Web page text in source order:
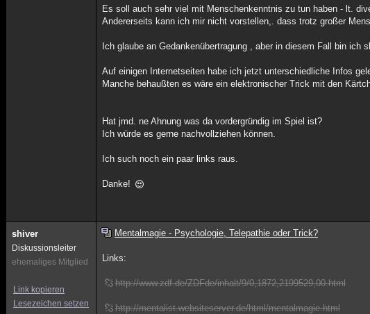
Es soll auch sehr viel mit Menschenkenntnis zu tun haben - lt.
Andererseits kann ich mir nicht vorstellen,. dass trotz großer
Ich glaube an Gedankenübertragung , aber in diesem Fall bin ich
Auf einigen Internetseiten habe ich jetzt unterschiedliche Infos
Manche behaußten es wäre ein elektronischer Trick mit den
Hat jmd. ne Ahnung was da vordergründig im Spiel ist?
Ich würde es gerne nachvollziehen können.
Ich such noch ein paar links raus.
Danke!
shiver
Diskussionsleiter
ehemaliges Mitglied
Link kopieren
Lesezeichen setzen
Mentalmagie - Psychologie, Telepathie oder Trick?
Links:
http://www.zdf.de/ZDFde/inhalt/9/0,1872,2199529,00.html
http://mentalist.websiteserver.de/html/mentalmagie.html